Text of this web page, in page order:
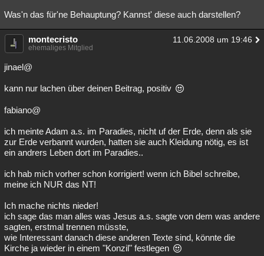
Was'n das für'ne Behauptung? Kannst' diese auch darstellen?
montecristo 11.06.2008 um 19:46
ehemaliges Mitglied
jinael@
kann nur lachen über deinen Beitrag, positiv
fabiano@
ich meinte Adam a.s. im Paradies, nicht uf der Erde, denn als sie
zur Erde verbannt wurden, hatten sie auch Kleidung nötig, es ist
ein andrers Leben dort im Paradies..
ich hab mich vorher schon korrigiert! wenn ich Bibel schreibe,
meine ich NUR das NT!
Ich mache nichts nieder!
ich sage das man alles was Jesus a.s. sagte von dem was andere
sagten, erstmal trennen müsste,
wie Interessant danach diese anderen Texte sind, könnte die
Kirche ja wieder in einem "Konzil" festlegen